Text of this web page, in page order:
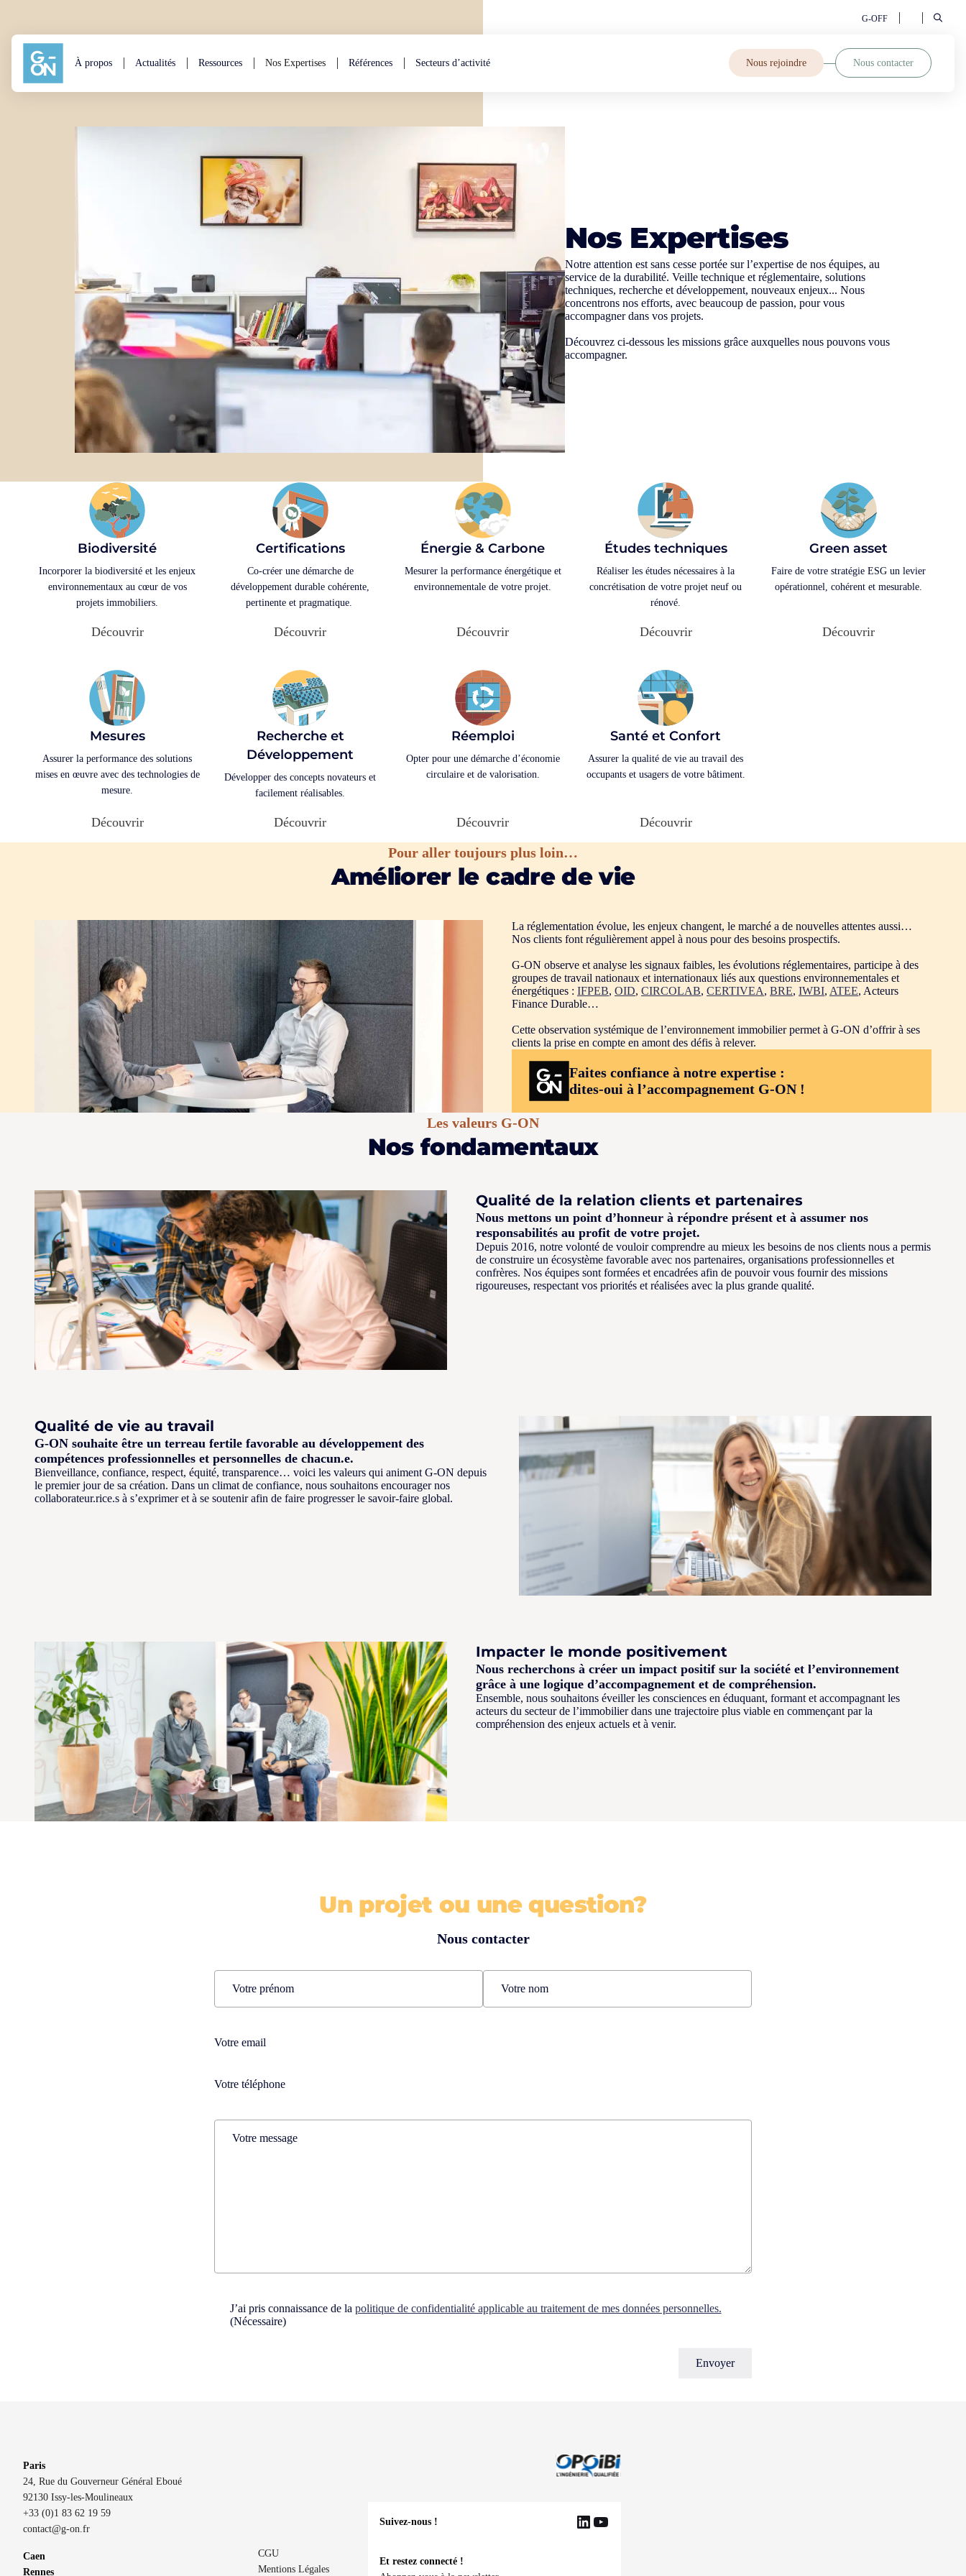
À propos Actualités Ressources Nos Expertises Références Secteurs d’activité Nous rejoindre Nous contacter
G-OFF
Nos Expertises
Notre attention est sans cesse portée sur l’expertise de nos équipes, au
service de la durabilité. Veille technique et réglementaire, solutions
techniques, recherche et développement, nouveaux enjeux... Nous
concentrons nos efforts, avec beaucoup de passion, pour vous
accompagner dans vos projets.
Découvrez ci-dessous les missions grâce auxquelles nous pouvons vous
accompagner.
Biodiversité
Incorporer la biodiversité et les enjeux
environnementaux au cœur de vos
projets immobiliers.
Découvrir
Certifications
Co-créer une démarche de
développement durable cohérente,
pertinente et pragmatique.
Découvrir
Énergie & Carbone
Mesurer la performance énergétique et
environnementale de votre projet.
Découvrir
Études techniques
Réaliser les études nécessaires à la
concrétisation de votre projet neuf ou
rénové.
Découvrir
Green asset
Faire de votre stratégie ESG un levier
opérationnel, cohérent et mesurable.
Découvrir
Mesures
Assurer la performance des solutions
mises en œuvre avec des technologies de
mesure.
Découvrir
Recherche et
Développement
Développer des concepts novateurs et
facilement réalisables.
Découvrir
Réemploi
Opter pour une démarche d’économie
circulaire et de valorisation.
Découvrir
Santé et Confort
Assurer la qualité de vie au travail des
occupants et usagers de votre bâtiment.
Découvrir
Pour aller toujours plus loin…
Améliorer le cadre de vie
La réglementation évolue, les enjeux changent, le marché a de nouvelles attentes aussi…
Nos clients font régulièrement appel à nous pour des besoins prospectifs.
G-ON observe et analyse les signaux faibles, les évolutions réglementaires, participe à des
groupes de travail nationaux et internationaux liés aux questions environnementales et
énergétiques : IFPEB, OID, CIRCOLAB, CERTIVEA, BRE, IWBI, ATEE, Acteurs
Finance Durable…
Cette observation systémique de l’environnement immobilier permet à G-ON d’offrir à ses
clients la prise en compte en amont des défis à relever.
Faites confiance à notre expertise :
dites-oui à l’accompagnement G-ON !
Les valeurs G-ON
Nos fondamentaux
Qualité de la relation clients et partenaires
Nous mettons un point d’honneur à répondre présent et à assumer nos
responsabilités au profit de votre projet.
Depuis 2016, notre volonté de vouloir comprendre au mieux les besoins de nos clients nous a permis
de construire un écosystème favorable avec nos partenaires, organisations professionnelles et
confrères. Nos équipes sont formées et encadrées afin de pouvoir vous fournir des missions
rigoureuses, respectant vos priorités et réalisées avec la plus grande qualité.
Qualité de vie au travail
G-ON souhaite être un terreau fertile favorable au développement des
compétences professionnelles et personnelles de chacun.e.
Bienveillance, confiance, respect, équité, transparence… voici les valeurs qui animent G-ON depuis
le premier jour de sa création. Dans un climat de confiance, nous souhaitons encourager nos
collaborateur.rice.s à s’exprimer et à se soutenir afin de faire progresser le savoir-faire global.
Impacter le monde positivement
Nous recherchons à créer un impact positif sur la société et l’environnement
grâce à une logique d’accompagnement et de compréhension.
Ensemble, nous souhaitons éveiller les consciences en éduquant, formant et accompagnant les
acteurs du secteur de l’immobilier dans une trajectoire plus viable en commençant par la
compréhension des enjeux actuels et à venir.
Un projet ou une question?
Nous contacter
Name
Téléphone(Nécessaire)
Téléphone(Nécessaire)
Comments
Consent(Nécessaire)
J’ai pris connaissance de la politique de confidentialité applicable au traitement de mes données personnelles.
(Nécessaire)
Paris
24, Rue du Gouverneur Général Eboué
92130 Issy-les-Moulineaux
+33 (0)1 83 62 19 59
contact@g-on.fr
Caen
Rennes
CGU
Mentions Légales
Suivez-nous ! LinkedIn
YouTube
Et restez connecté !